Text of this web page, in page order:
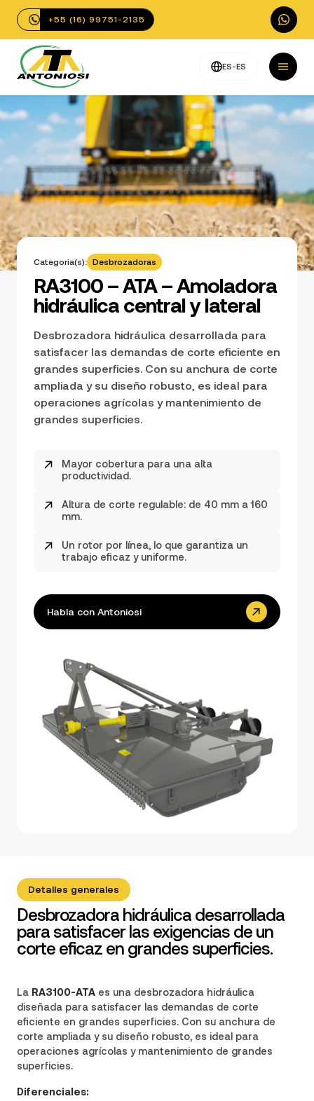
+55 (16) 99751-2135
ES-ES
Categoria(s): Desbrozadoras
RA3100 – ATA – Amoladora
hidráulica central y lateral
Desbrozadora hidráulica desarrollada para
satisfacer las demandas de corte eficiente en
grandes superficies. Con su anchura de corte
ampliada y su diseño robusto, es ideal para
operaciones agrícolas y mantenimiento de
grandes superficies.
Mayor cobertura para una alta
productividad.
Altura de corte regulable: de 40 mm a 160
mm.
Un rotor por línea, lo que garantiza un
trabajo eficaz y uniforme.
Habla con Antoniosi
Detalles generales
Desbrozadora hidráulica desarrollada
para satisfacer las exigencias de un
corte eficaz en grandes superficies.
La RA3100-ATA es una desbrozadora hidráulica
diseñada para satisfacer las demandas de corte
eficiente en grandes superficies. Con su anchura de
corte ampliada y su diseño robusto, es ideal para
operaciones agrícolas y mantenimiento de grandes
superficies.
Diferenciales: